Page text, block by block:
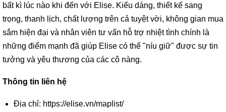
bất kì lúc nào khi đến với Elise. Kiểu dáng, thiết kế sang
trọng, thanh lịch, chất lượng trên cả tuyệt vời, không gian mua
sắm hiện đại và nhân viên tư vấn hỗ trợ nhiệt tình chính là
những điểm mạnh đã giúp Elise có thể "níu giữ" được sự tin
tưởng và yêu thương của các cô nàng.
Thông tin liên hệ
Địa chỉ: https://elise.vn/maplist/